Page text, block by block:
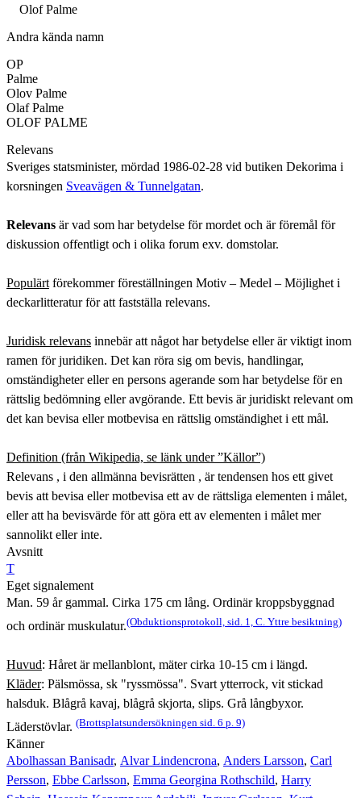
Olof Palme
Andra kända namn
OP
Palme
Olov Palme
Olaf Palme
OLOF PALME
Relevans
Sveriges statsminister, mördad 1986-02-28 vid butiken Dekorima i
korsningen Sveavägen & Tunnelgatan.
Relevans är vad som har betydelse för mordet och är föremål för
diskussion offentligt och i olika forum exv. domstolar.
Populärt förekommer föreställningen Motiv – Medel – Möjlighet i
deckarlitteratur för att fastställa relevans.
Juridisk relevans innebär att något har betydelse eller är viktigt inom
ramen för juridiken. Det kan röra sig om bevis, handlingar,
omständigheter eller en persons agerande som har betydelse för en
rättslig bedömning eller avgörande. Ett bevis är juridiskt relevant om
det kan bevisa eller motbevisa en rättslig omständighet i ett mål.
Definition (från Wikipedia, se länk under ”Källor”)
Relevans , i den allmänna bevisrätten , är tendensen hos ett givet
bevis att bevisa eller motbevisa ett av de rättsliga elementen i målet,
eller att ha bevisvärde för att göra ett av elementen i målet mer
sannolikt eller inte.
Avsnitt
T
Eget signalement
Man. 59 år gammal. Cirka 175 cm lång. Ordinär kroppsbyggnad
och ordinär muskulatur.(Obduktionsprotokoll, sid. 1, C. Yttre besiktning)
Huvud: Håret är mellanblont, mäter cirka 10-15 cm i längd.
Kläder: Pälsmössa, sk "ryssmössa". Svart ytterrock, vit stickad
halsduk. Blågrå kavaj, blågrå skjorta, slips. Grå långbyxor.
Läderstövlar. (Brottsplatsundersökningen sid. 6 p. 9)
Känner
Abolhassan Banisadr, Alvar Lindencrona, Anders Larsson, Carl
Persson, Ebbe Carlsson, Emma Georgina Rothschild, Harry